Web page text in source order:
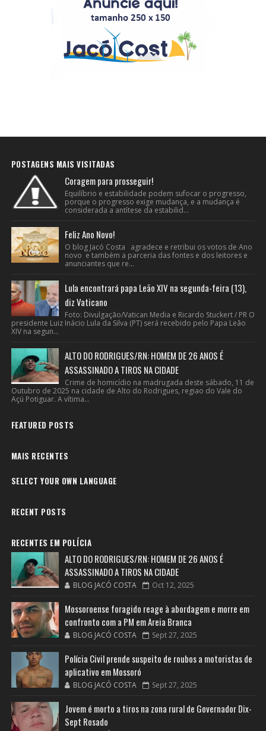
POSTAGENS MAIS VISITADAS
Coragem para prosseguir!
Equilíbrio e estabilidade podem sufocar o progresso,
porque o progresso exige mudança, e a mudança é
considerada a antítese da estabilid...
Feliz Ano Novo!
O blog Jacó Costa agradece e retribui os votos de Ano
novo e também a parceria das fontes e dos leitores e
anunciantes que re...
Lula encontrará papa Leão XIV na segunda-feira (13),
diz Vaticano
Foto: Divulgação/Vatican Media e Ricardo Stuckert / PR O
presidente Luiz Inácio Lula da Silva (PT) será recebido pelo Papa Leão
XIV na segun...
ALTO DO RODRIGUES/RN: HOMEM DE 26 ANOS É
ASSASSINADO A TIROS NA CIDADE
Crime de homicídio na madrugada deste sábado, 11 de
Outubro de 2025 na cidade de Alto do Rodrigues, regiao do Vale do
Açú Potiguar. A vítima...
FEATURED POSTS
MAIS RECENTES
SELECT YOUR OWN LANGUAGE
RECENT POSTS
RECENTES EM POLÍCIA
ALTO DO RODRIGUES/RN: HOMEM DE 26 ANOS É
ASSASSINADO A TIROS NA CIDADE
BLOG JACÓ COSTA Oct 12, 2025
Mossoroense foragido reage à abordagem e morre em
confronto com a PM em Areia Branca
BLOG JACÓ COSTA Sept 27, 2025
Polícia Civil prende suspeito de roubos a motoristas de
aplicativo em Mossoró
BLOG JACÓ COSTA Sept 27, 2025
Jovem é morto a tiros na zona rural de Governador Dix-
Sept Rosado